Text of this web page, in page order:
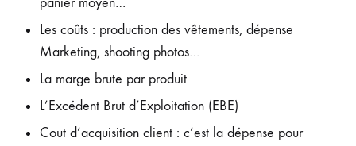
Les coûts : production des vêtements, dépense
Marketing, shooting photos…
La marge brute par produit
L’Excédent Brut d’Exploitation (EBE)
Cout d’acquisition client : c’est la dépense pour